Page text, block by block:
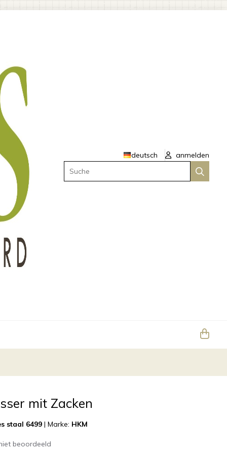
deutsch
anmelden
Suche
mit Zacken
staal 6499 |Marke: HKM
beoordeeld